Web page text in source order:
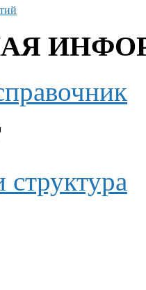
структура